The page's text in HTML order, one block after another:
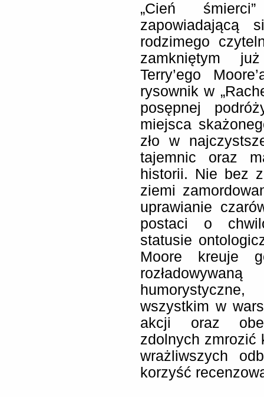
„Cień
zapowiadającą
rodzimego
zamkniętym
Terry’ego
rysownik w
posępnej
miejsca
zło w
tajemnic oraz
historii. Nie bez
ziemi
uprawianie
postaci o
statusie
Moore kreuje
wszystkim w
akcji oraz
zdolnych zmrozić
wrażliwszych
korzyść